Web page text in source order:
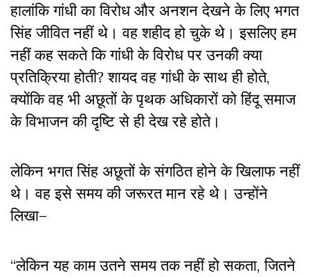
हालांकि गांधी का विरोध और अनशन देखने के लिए भगत
सिंह जीवित नहीं थे। वह शहीद हो चुके थे। इसलिए हम
नहीं कह सकते कि गांधी के विरोध पर उनकी क्या
प्रतिक्रिया होती? शायद वह गांधी के साथ ही होते,
क्योंकि वह भी अछूतों के पृथक अधिकारों को हिंदू समाज
के विभाजन की दृष्टि से ही देख रहे होते।
लेकिन भगत सिंह अछूतों के संगठित होने के खिलाफ नहीं
थे। वह इसे समय की जरूरत मान रहे थे। उन्होंने
लिखा–
“लेकिन यह काम उतने समय तक नहीं हो सकता, जितने